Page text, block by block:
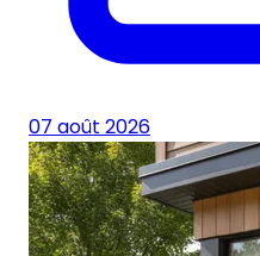
07 août 2026